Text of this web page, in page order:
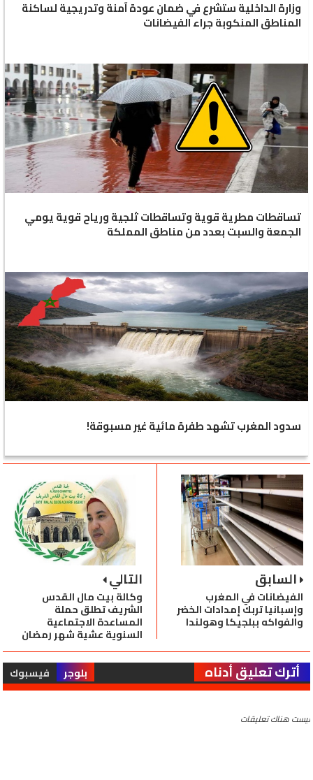
وزارة الداخلية ستشرع في ضمان عودة آمنة وتدريجية لساكنة
المناطق المنكوبة جراء الفيضانات
تساقطات مطرية قوية وتساقطات ثلجية ورياح قوية يومي
الجمعة والسبت بعدد من مناطق المملكة
سدود المغرب تشهد طفرة مائية غير مسبوقة!
التالي
وكالة بيت مال القدس
الشريف تطلق حملة
المساعدة الاجتماعية
السنوية عشية شهر رمضان
السابق
الفيضانات في المغرب
وإسبانيا تربك إمدادات الخضر
والفواكه ببلجيكا وهولندا
أترك تعليق أدناه بلوجر فيسبوك
ليست هناك تعليقات